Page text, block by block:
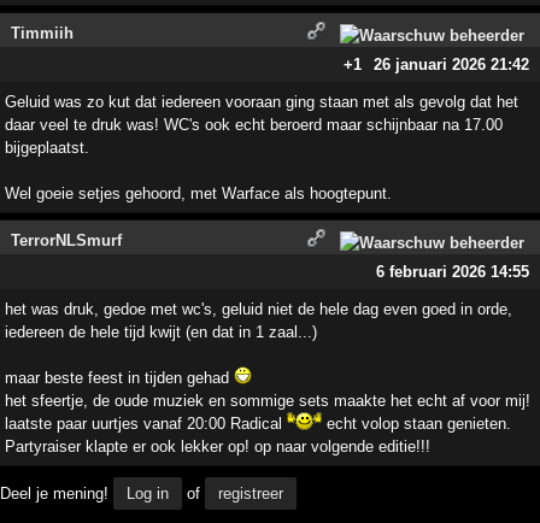
Timmiih
+1
26 januari 2026 21:42
Geluid was zo kut dat iedereen vooraan ging staan met als gevolg dat het
daar veel te druk was! WC's ook echt beroerd maar schijnbaar na 17.00
bijgeplaatst.
Wel goeie setjes gehoord, met Warface als hoogtepunt.
TerrorNLSmurf
6 februari 2026 14:55
het was druk, gedoe met wc's, geluid niet de hele dag even goed in orde,
iedereen de hele tijd kwijt (en dat in 1 zaal...)
maar beste feest in tijden gehad
het sfeertje, de oude muziek en sommige sets maakte het echt af voor mij!
laatste paar uurtjes vanaf 20:00 Radical
echt volop staan genieten.
Partyraiser klapte er ook lekker op! op naar volgende editie!!!
Deel je mening! Log in of registreer